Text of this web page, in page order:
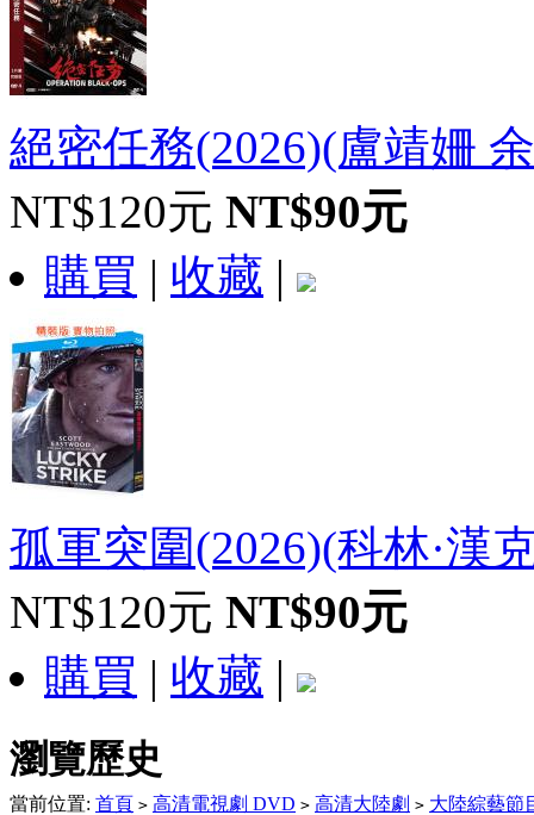
絕密任務(2026)(盧靖姍
NT$120元 NT$90元
購買 | 收藏 |
孤軍突圍(2026)(科林·漢
NT$120元 NT$90元
購買 | 收藏 |
瀏覽歷史
當前位置: 首頁 > 高清電視劇 DVD > 高清大陸劇 > 大陸綜藝節